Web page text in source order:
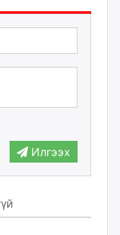
Илгээх